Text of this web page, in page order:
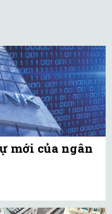
mới của ngân